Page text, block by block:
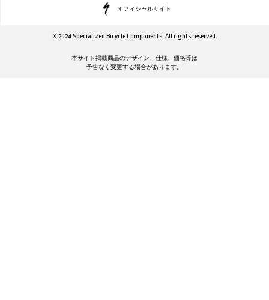
オフィシャルサイト
© 2024 Specialized Bicycle Components. All rights reserved.
本サイト掲載商品のデザイン、仕様、価格等は
予告なく変更する場合があります。